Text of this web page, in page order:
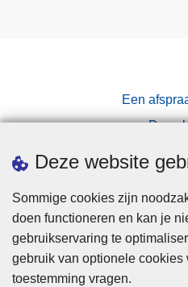
Deze website
Sommige cookies zijn
doen functioneren en kan je
gebruikservaring te
gebruik van optionele cookies
toestemming vragen.
Een
Pers